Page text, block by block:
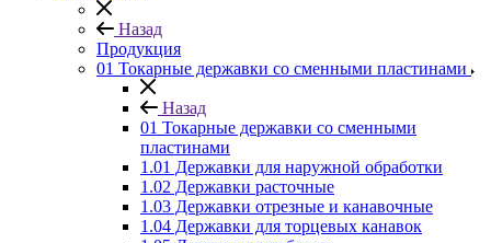
Назад
Продукция
01 Токарные державки со сменными пластинами
Назад
01 Токарные державки со сменными
пластинами
1.01 Державки для наружной обработки
1.02 Державки расточные
1.03 Державки отрезные и канавочные
1.04 Державки для торцевых канавок